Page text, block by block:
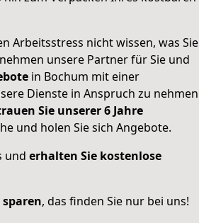
Arbeitsstress nicht wissen, was Sie
unsere Partner für Sie und
in Bochum mit einer
Dienste in Anspruch zu nehmen
Sie unserer 6 Jahre
und holen Sie sich Angebote.
und erhalten Sie kostenlose
sparen, das finden Sie nur bei uns!